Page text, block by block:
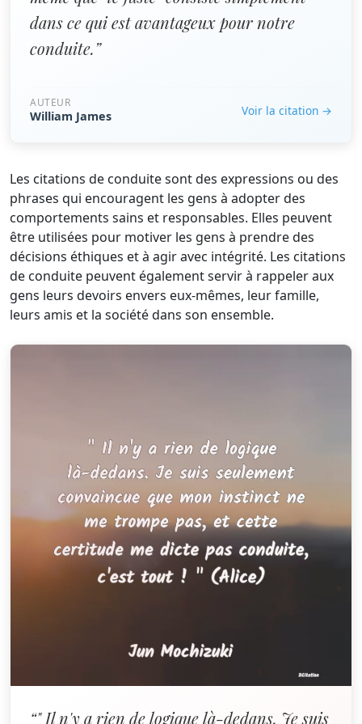
dans ce qui est avantageux pour notre
conduite.”
AUTEUR
William James Voir la citation →
Les citations de conduite sont des expressions ou des
phrases qui encouragent les gens à adopter des
comportements sains et responsables. Elles peuvent
être utilisées pour motiver les gens à prendre des
décisions éthiques et à agir avec intégrité. Les citations
de conduite peuvent également servir à rappeler aux
gens leurs devoirs envers eux-mêmes, leur famille,
leurs amis et la société dans son ensemble.
“" Il n'y a rien de logique là-dedans. Je suis